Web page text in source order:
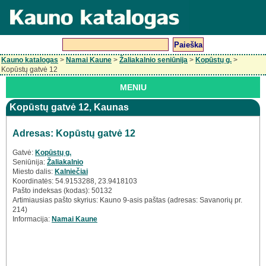
Kauno katalogas > Namai Kaune > Žaliakalnio seniūnija > Kopūstų g. >
Kopūstų gatvė 12
MENIU
Kopūstų gatvė 12, Kaunas
Adresas: Kopūstų gatvė 12
Gatvė: Kopūstų g.
Seniūnija: Žaliakalnio
Miesto dalis: Kalniečiai
Koordinatės: 54.9153288, 23.9418103
Pašto indeksas (kodas): 50132
Artimiausias pašto skyrius: Kauno 9-asis paštas (adresas: Savanorių pr.
214)
Informacija: Namai Kaune